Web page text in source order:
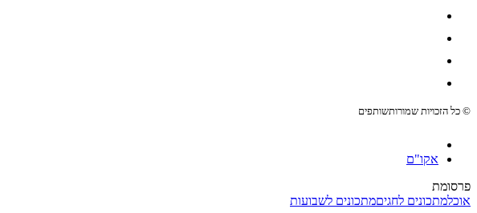
© כל הזכויות שמורותשותפים
אקו"ם
פרסומת
אוכלמתכונים לחגיםמתכונים לשבועות